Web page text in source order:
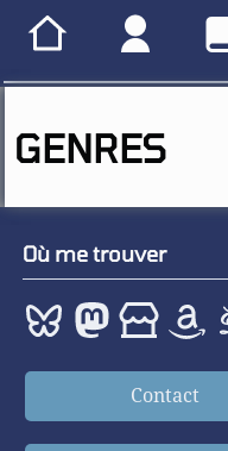
GENRES
Où me trouver
Contact